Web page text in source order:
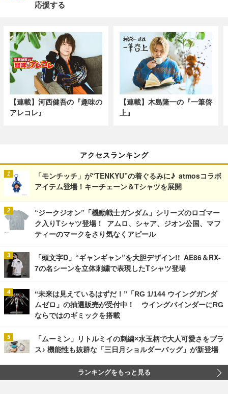
応援する
【連載】河西健吾の『趣味の
アレコレ』
【連載】木島隆一の『一筆啓
上』
アクセスランキング
「モンチッチ」が“TENKYU”の着ぐるみに♪ atmosコラボ
アイテム登場！キーチェーン＆Tシャツを展開
“ジークジオン”「機動戦士ガンダム」シリーズのロゴマー
ク入りTシャツ登場！ アムロ、シャア、ジオン公国、マフ
ティーのマークをさり気なくアピール
「頭文字D」“ギャンギャン”を大胆デザイン!! AE86＆RX-
7の名シーンを立体刺繍で表現したTシャツ登場
“未来は見えているはずだ！”「RG 1/144 ウイングガンダ
ムゼロ」の抽選販売が受付中！ ウイングバインダーにRG
ならではのギミックを搭載
「ムーミン」リトルミイの刺繍×水玉柄で大人可愛さをプラ
ス♪ 機能性も抜群な「三日月ショルダーバッグ」が新登場
ランキングをもっと見る